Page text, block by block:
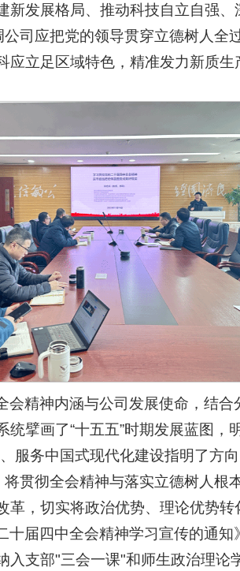
发展格局、推动科技自立自强、
司应把党的领导贯穿立德树人全
应立足区域特色，精准发力新质
会精神内涵与公司发展使命，结
擘画了“十五五”时期发展蓝图，
服务中国式现代化建设指明了方
贯彻全会精神与落实立德树人根
，切实将政治优势、理论优势转
十届四中全会精神学习宣传的通
入支部"三会一课"和师生政治理论